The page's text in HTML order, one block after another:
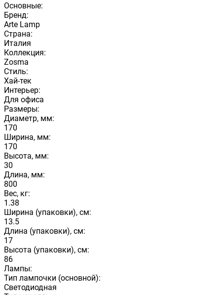
Основные:
Бренд:
Arte Lamp
Страна:
Италия
Коллекция:
Zosma
Стиль:
Хай-тек
Интерьер:
Для офиса
Размеры:
Диаметр, мм:
170
Ширина, мм:
170
Высота, мм:
30
Длина, мм:
800
Вес, кг:
1.38
Ширина (упаковки), см:
13.5
Длина (упаковки), см:
17
Высота (упаковки), см:
86
Лампы:
Тип лампочки (основной):
Светодиодная